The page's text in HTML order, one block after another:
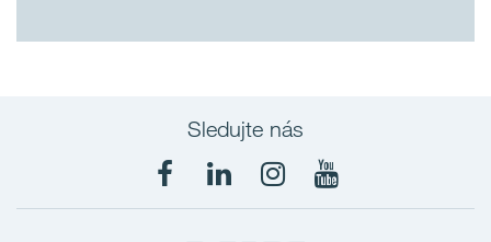
Sledujte nás